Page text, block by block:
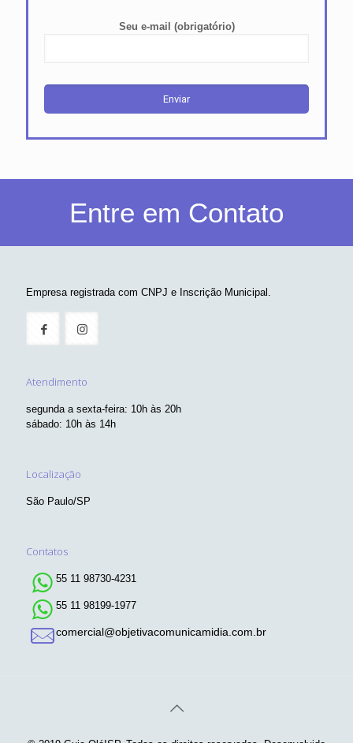
Seu e-mail (obrigatório)
Entre em Contato
Empresa registrada com CNPJ e Inscrição Municipal.
Atendimento
segunda a sexta-feira: 10h às 20h
sábado: 10h às 14h
Localização
São Paulo/SP
Contatos
55 11 98730-4231
55 11 98199-1977
comercial@objetivacomunicamidia.com.br